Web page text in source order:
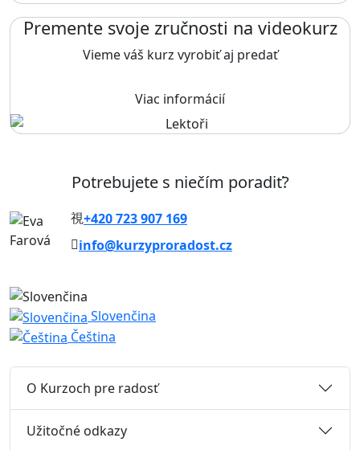
Premente svoje zručnosti na videokurz
Vieme váš kurz vyrobiť aj predať
Viac informácií
Potrebujete s niečím poradiť?
+420 723 907 169
info@kurzyproradost.cz
Slovenčina
Čeština
O Kurzoch pre radosť
Užitočné odkazy